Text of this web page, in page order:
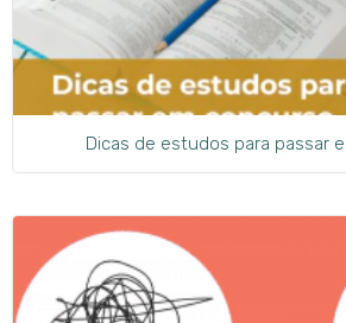
Dicas de estudos para passar